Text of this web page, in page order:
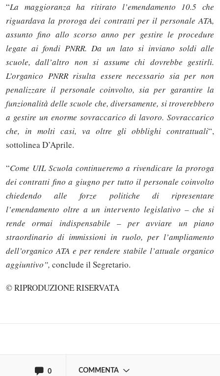
“La maggioranza ha ritirato l’emendamento 10.5 che
riguardava la proroga dei contratti per il personale ATA,
assunto fino allo scorso anno per gestire le procedure
legate ai fondi PNRR. Da un lato si inviano soldi alle
scuole, dall’altro non si assume chi dovrebbe gestirli.
L’organico PNRR risulta essere necessario sia per non
penalizzare il personale coinvolto, sia per garantire la
funzionalità delle scuole che, diversamente, si troverebbero
a gestire un enorme sovraccarico di lavoro. Sovraccarico
che, in molti casi, va oltre gli obblighi contrattuali“,
sottolinea D’Aprile.
“Come UIL Scuola continueremo a rivendicare la proroga
dei contratti fino a giugno per tutto il personale coinvolto
chiedendo alle forze politiche di ripresentare
l’emendamento oltre a un intervento legislativo – che si
rende ormai indispensabile – per avviare un piano
straordinario di immissioni in ruolo, per l’ampliamento
dell’organico ATA e per rendere stabile l’attuale organico
aggiuntivo”, conclude il Segretario.
© RIPRODUZIONE RISERVATA
0 COMMENTA
Solo gli utenti registrati possono
commentare!